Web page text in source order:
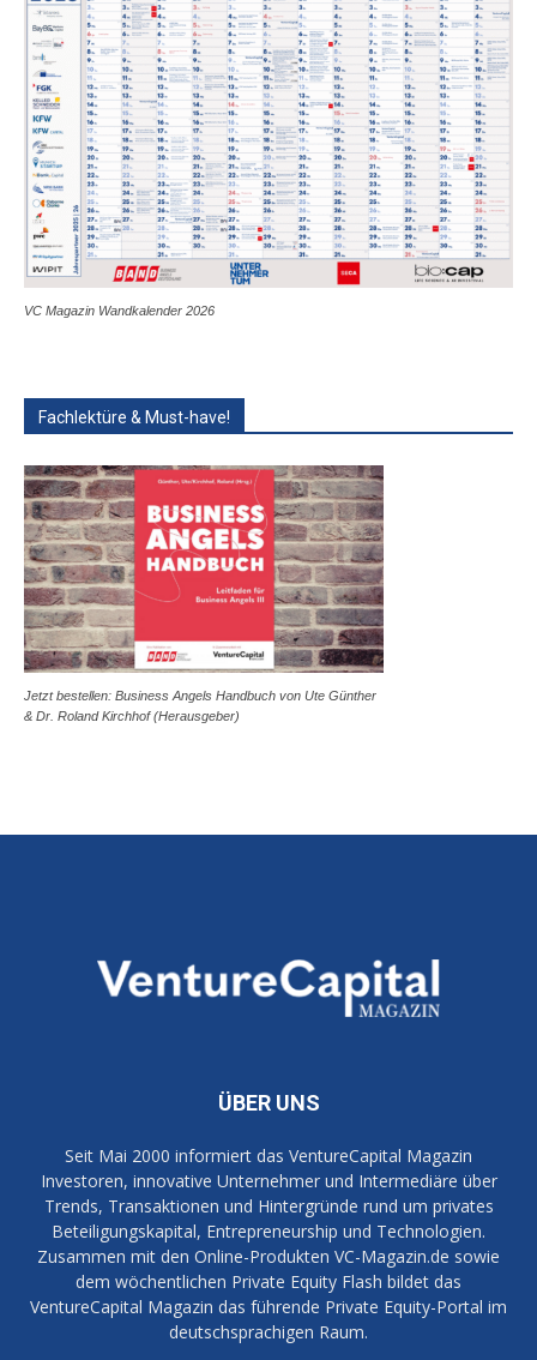
VC Magazin Wandkalender 2026
Fachlektüre & Must-have!
Jetzt bestellen: Business Angels Handbuch von Ute Günther
& Dr. Roland Kirchhof (Herausgeber)
ÜBER UNS
Seit Mai 2000 informiert das VentureCapital Magazin
Investoren, innovative Unternehmer und Intermediäre über
Trends, Transaktionen und Hintergründe rund um privates
Beteiligungskapital, Entrepreneurship und Technologien.
Zusammen mit den Online-Produkten VC-Magazin.de sowie
dem wöchentlichen Private Equity Flash bildet das
VentureCapital Magazin das führende Private Equity-Portal im
deutschsprachigen Raum.